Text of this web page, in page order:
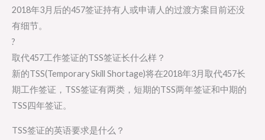
2018年3月后的457签证持有人或申请人的过渡方案目前还没
有细节。
?
取代457工作签证的TSS签证长什么样？
新的TSS(Temporary Skill Shortage)将在2018年3月取代457长
期工作签证，TSS签证有两类，短期的TSS两年签证和中期的
TSS四年签证。
TSS签证的英语要求是什么？